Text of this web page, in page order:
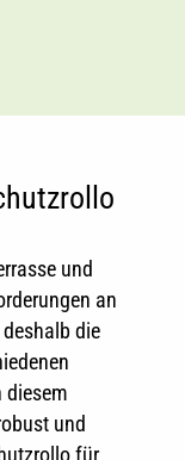
und
an
die
diesem
und
für